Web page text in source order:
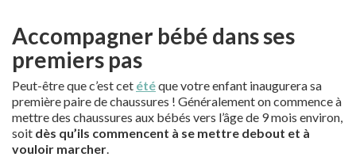
Accompagner bébé dans ses
premiers pas
Peut-être que c’est cet étéque votre enfant inaugurera sa
première paire de chaussures ! Généralement on commence à
mettre des chaussures aux bébés vers l’âge de 9 mois environ,
soit dès qu’ils commencent à se mettre debout et à
vouloir marcher